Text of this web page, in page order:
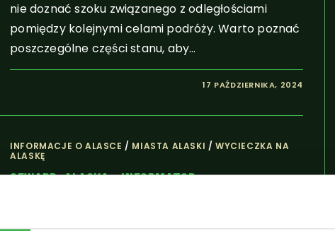
nie doznać szoku związanego z odległościami
pomiędzy kolejnymi celami podróży. Warto poznać
poszczególne części stanu, aby…
17 PAŹDZIERNIKA, 2024
INFORMACJE O ALASCE / MIASTA ALASKI / WYCIECZKA NA
ALASKĘ
Seward, Alaska – Informator